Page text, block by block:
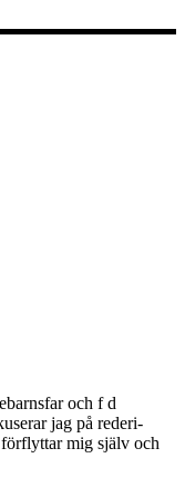
och f d
jag på rederi-
mig själv och